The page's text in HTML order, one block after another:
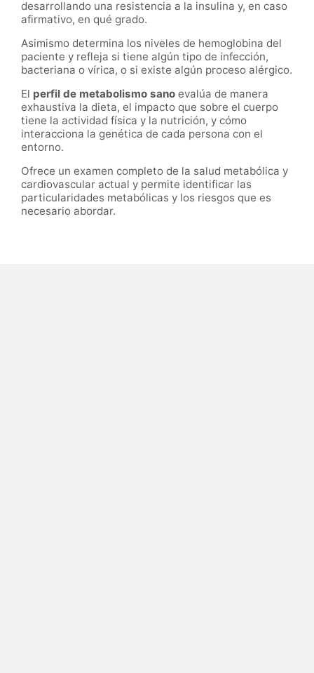
desarrollando una resistencia a la insulina y, en caso
afirmativo, en qué grado.
Asimismo determina los niveles de hemoglobina del
paciente y refleja si tiene algún tipo de infección,
bacteriana o vírica, o si existe algún proceso alérgico.
El perfil de metabolismo sano evalúa de manera
exhaustiva la dieta, el impacto que sobre el cuerpo
tiene la actividad física y la nutrición, y cómo
interacciona la genética de cada persona con el
entorno.
Ofrece un examen completo de la salud metabólica y
cardiovascular actual y permite identificar las
particularidades metabólicas y los riesgos que es
necesario abordar.